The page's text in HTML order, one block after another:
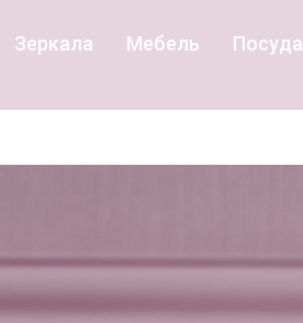
Зеркала Мебель Посуда